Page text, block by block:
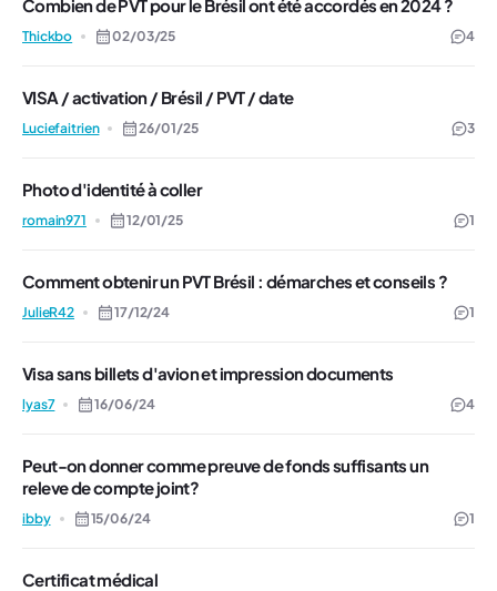
Combien de PVT pour le Brésil ont été accordés en 2024 ?
Thickbo 02/03/25 4
VISA / activation / Brésil / PVT / date
Luciefaitrien 26/01/25 3
Photo d'identité à coller
romain971 12/01/25 1
Comment obtenir un PVT Brésil : démarches et conseils ?
JulieR42 17/12/24 1
Visa sans billets d'avion et impression documents
lyas7 16/06/24 4
Peut-on donner comme preuve de fonds suffisants un
releve de compte joint?
ibby 15/06/24 1
Certificat médical